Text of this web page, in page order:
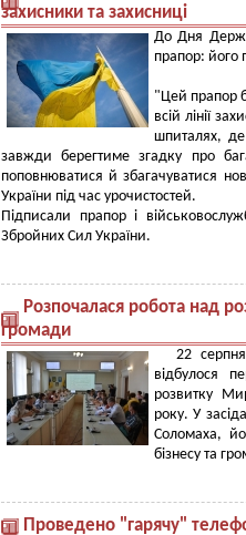
захисники та захисниці
До Дня
прапор: його
"Цей прапор
всій лінії
шпиталях,
завжди берегтиме згадку про
поповнюватися й збагачуватися
України під час урочистостей.
Підписали прапор і
Збройних Сил України.
Розпочалася робота над
громади
22
відбулося
розвитку
року. У
Соломаха,
бізнесу та
Проведено "гарячу"